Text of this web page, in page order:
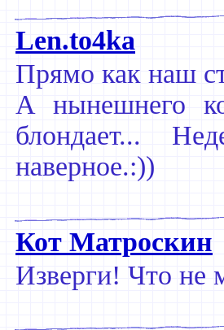
Len.to4ka
Прямо как наш
А нынешнего
блондает...
наверное.:))
Кот Матроскин
Изверги! Что не